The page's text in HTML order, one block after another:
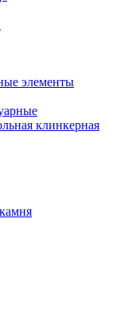
элементы
клинкерная